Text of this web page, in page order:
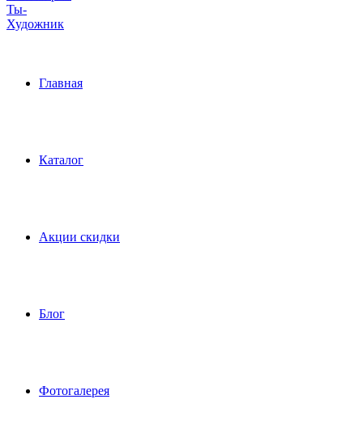
Главная
Каталог
Акции скидки
Блог
Фотогалерея